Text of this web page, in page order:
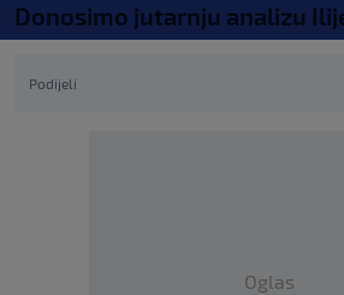
Donosimo jutarnju analizu
Podijeli
Oglas